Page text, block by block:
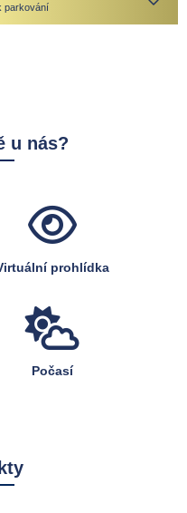
parkování
u nás?
prohlídka
Počasí